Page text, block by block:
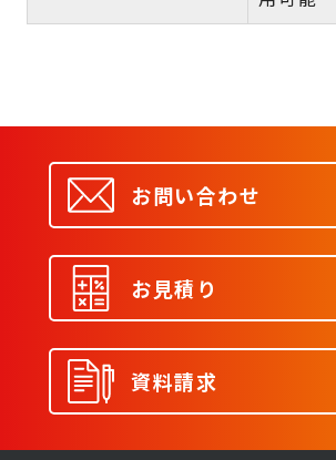
お問い合わせ
お見積り
資料請求